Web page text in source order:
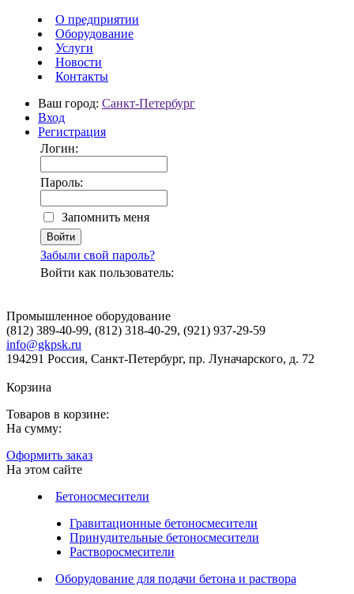
О предприятии
Оборудование
Услуги
Новости
Контакты
Ваш город: Санкт-Петербург
Вход
Регистрация
Логин:
Пароль:
Запомнить меня
Забыли свой пароль?
Войти как пользователь:
Промышленное оборудование
(812) 389-40-99, (812) 318-40-29, (921) 937-29-59
info@gkpsk.ru
194291 Россия, Санкт-Петербург, пр. Луначарского, д. 72
Корзина
Товаров в корзине:
На сумму:
Оформить заказ
На этом сайте
Бетоносмесители
Гравитационные бетоносмесители
Принудительные бетоносмесители
Растворосмесители
Оборудование для подачи бетона и раствора